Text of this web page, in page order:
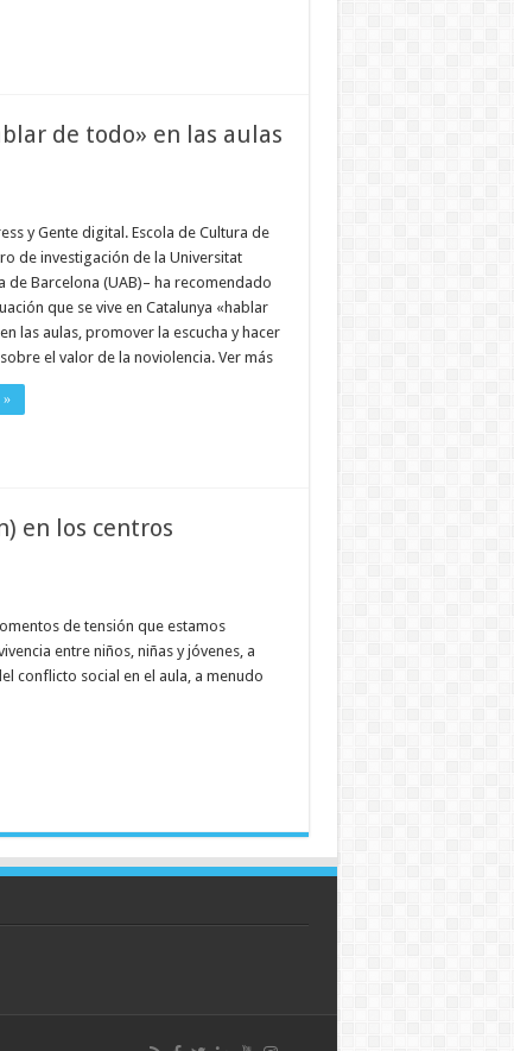
de todo» en las aulas
y Gente digital. Escola de Cultura de
de investigación de la Universitat
de Barcelona (UAB)– ha recomendado
que se vive en Catalunya «hablar
las aulas, promover la escucha y hacer
el valor de la noviolencia. Ver más
»
en los centros
de tensión que estamos
entre niños, niñas y jóvenes, a
conflicto social en el aula, a menudo